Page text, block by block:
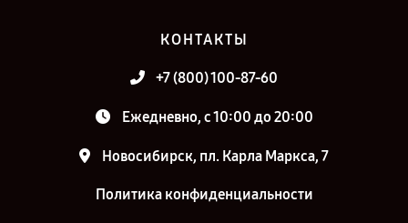
КОНТАКТЫ
+7 (800) 100-87-60
Ежедневно, с 10:00 до 20:00
Новосибирск, пл. Карла Маркса, 7
Политика конфиденциальности